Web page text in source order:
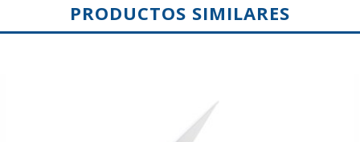
PRODUCTOS SIMILARES